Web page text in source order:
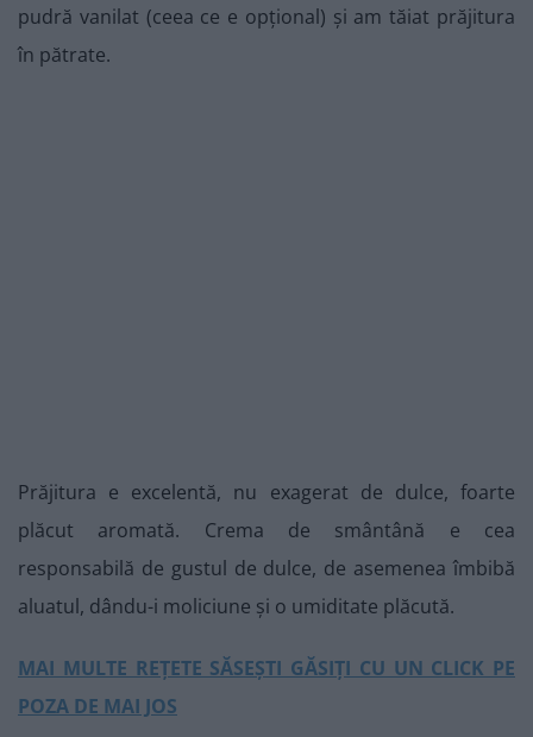
pudră vanilat (ceea ce e opțional) și am tăiat prăjitura
în pătrate.
Prăjitura e excelentă, nu exagerat de dulce, foarte
plăcut aromată. Crema de smântână e cea
responsabilă de gustul de dulce, de asemenea îmbibă
aluatul, dându-i moliciune și o umiditate plăcută.
MAI MULTE REȚETE SĂSEȘTI GĂSIȚI CU UN CLICK PE
POZA DE MAI JOS